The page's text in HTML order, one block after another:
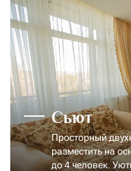
Сьют
Просторный
разместить на
до 4 человек.